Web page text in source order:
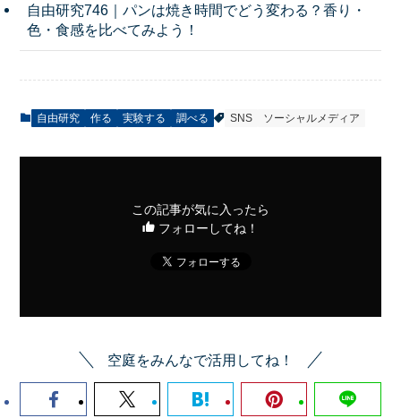
自由研究746｜パンは焼き時間でどう変わる？香り・
色・食感を比べてみよう！
自由研究 作る 実験する 調べる SNS ソーシャルメディア
この記事が気に入ったら
フォローしてね！
空庭をみんなで活用してね！